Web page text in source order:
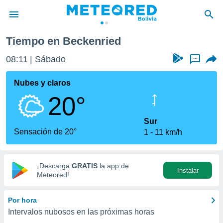
de
ha
calidad.
a este
las
y
digital
basada
Tiempo en Beckenried
08:11 Sábado ...
Nubes y claros
20°
Sensación de 20°
Sur
1
11 km/h
¡Descarga GRATIS la app de
Meteored!
Instalar
Por hora
Intervalos nubosos en las próximas horas